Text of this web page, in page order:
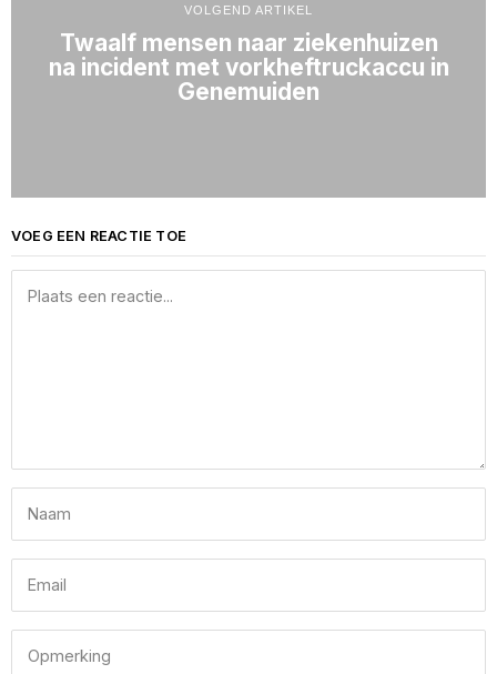
VOLGEND ARTIKEL
Twaalf mensen naar ziekenhuizen
na incident met vorkheftruckaccu in
Genemuiden
VOEG EEN REACTIE TOE